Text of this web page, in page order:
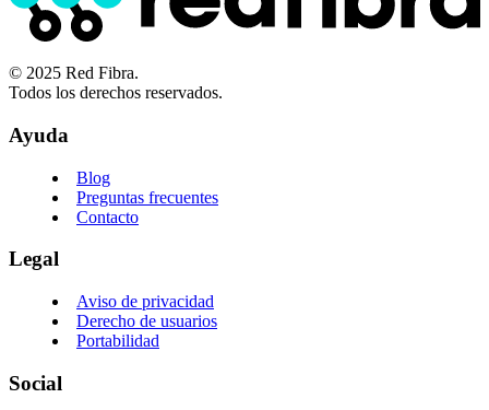
© 2025 Red Fibra.
Todos los derechos reservados.
Ayuda
Blog
Preguntas frecuentes
Contacto
Legal
Aviso de privacidad
Derecho de usuarios
Portabilidad
Social